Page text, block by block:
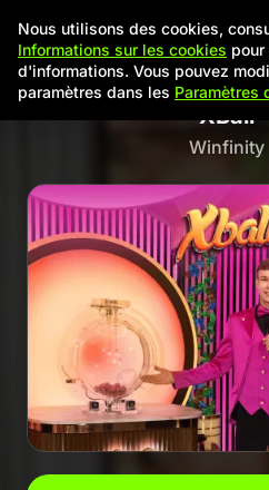
XBall
Winfinity
Nous utilisons des cookies,
Informations sur les cookies pour
d'informations. Vous pouvez
paramètres dans les Paramètres